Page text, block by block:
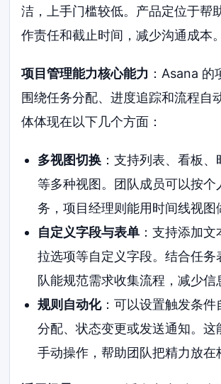
洁，上手门槛较低。产品定位于帮
作责任和截止时间，减少沟通成本。
项目管理能力核心能力 ：Asana 的
围绕任务分配、进度追踪和流程自
体体现在以下几个方面：
多视图切换：支持列表、看板、
等多种视图。团队成员可以按个
务，项目经理则能用时间线视图
自定义字段与表单：支持添加文
拉选项等自定义字段。结合任务
队能规范需求收集流程，减少信
规则自动化：可以设置触发条件
分配、状态变更或发送通知。这
手动操作，帮助团队把精力放在